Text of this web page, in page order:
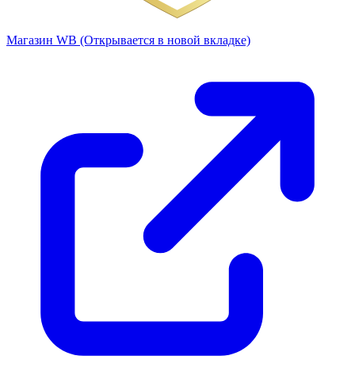
Магазин WB (Открывается в новой вкладке)